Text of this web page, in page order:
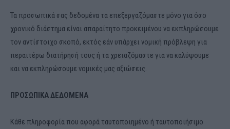
Τα προσωπικά σας δεδομένα τα επεξεργαζόμαστε μόνο για όσο
χρονικό διάστημα είναι απαραίτητο προκειμένου να εκπληρώσουμε
τον αντίστοιχο σκοπό, εκτός εάν υπάρχει νομική πρόβλεψη για
περαιτέρω διατήρησή τους ή τα χρειαζόμαστε για να καλύψουμε
και να εκπληρώσουμε νομικές μας αξιώσεις.
ΠΡΟΣΩΠΙΚΑ ΔΕΔΟΜΕΝΑ
Κάθε πληροφορία που αφορά ταυτοποιημένο ή ταυτοποιήσιμο